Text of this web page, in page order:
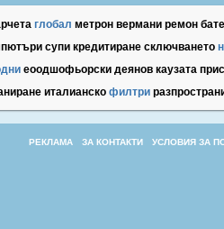
глобал метрон вермани ремон
супи кредитиране сключването
еоодшофьорски деянов каузата
италианско филтри
РЕКЛАМА ЗА КОНТАКТИ УСЛОВИЯ ЗА